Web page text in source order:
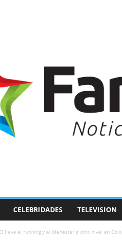
CELEBRIDADES TELEVISION
lleva el running y el bienestar a otro nivel en